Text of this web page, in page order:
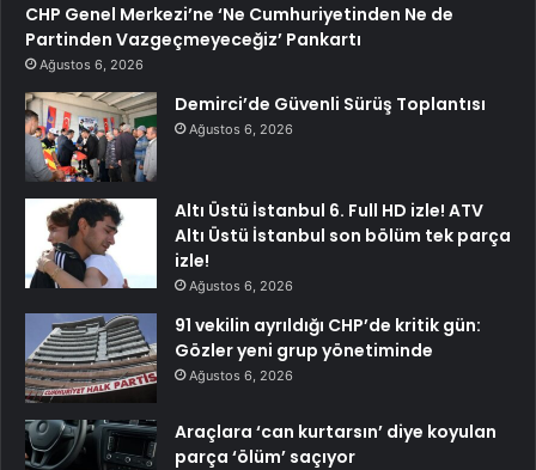
CHP Genel Merkezi’ne ‘Ne Cumhuriyetinden Ne de
Partinden Vazgeçmeyeceğiz’ Pankartı
Ağustos 6, 2026
Demirci’de Güvenli Sürüş Toplantısı
Ağustos 6, 2026
Altı Üstü İstanbul 6. Full HD izle! ATV
Altı Üstü İstanbul son bölüm tek parça
izle!
Ağustos 6, 2026
91 vekilin ayrıldığı CHP’de kritik gün:
Gözler yeni grup yönetiminde
Ağustos 6, 2026
Araçlara ‘can kurtarsın’ diye koyulan
parça ‘ölüm’ saçıyor